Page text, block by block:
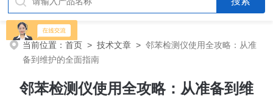
当前位置：首页 >技术文章 >邻苯检测仪使用全攻略：从准
备到维护的全面指南
邻苯检测仪使用全攻略：从准备到维